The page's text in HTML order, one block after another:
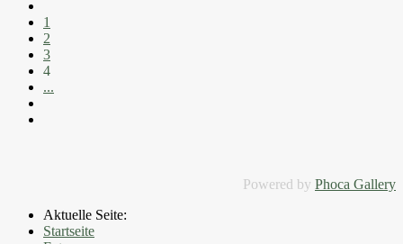
1
2
3
4
...
Powered by Phoca Gallery
Aktuelle Seite:
Startseite